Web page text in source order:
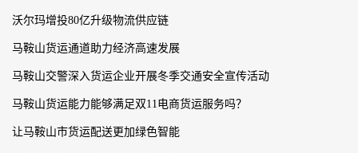
沃尔玛增投80亿升级物流供应链
马鞍山货运通道助力经济高速发展
马鞍山交警深入货运企业开展冬季交通安全宣传活动
马鞍山货运能力能够满足双11电商货运服务吗？
让马鞍山市货运配送更加绿色智能